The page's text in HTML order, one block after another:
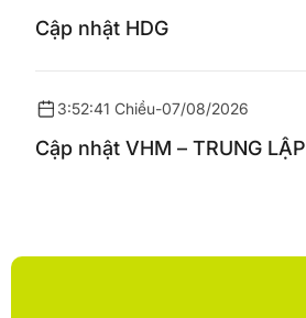
Cập nhật HDG
3:52:41 Chiều-07/08/2026
Cập nhật VHM – TRUNG LẬP